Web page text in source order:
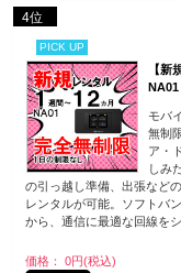
4位
PICK UP
【
モバ
無制
ア・
しみ
の引っ越し準備、出張など
レンタルが可能。ソフトバ
から、通信に最適な回線を
価格： 0円(税込)